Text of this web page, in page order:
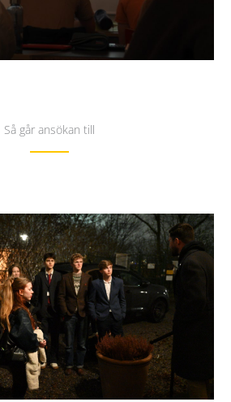
Så går ansökan till